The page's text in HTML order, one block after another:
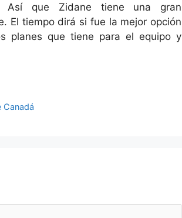
Así que Zidane tiene una gran
El tiempo dirá si fue la mejor opción
planes que tiene para el equipo y
Canadá